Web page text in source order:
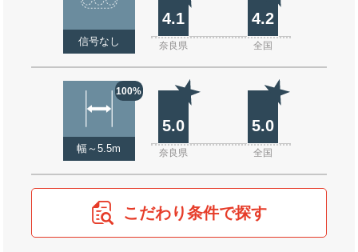
信号なし
4.1 4.2
奈良県 全国
100%
幅～5.5m
5.0 5.0
奈良県 全国
こだわり条件で探す